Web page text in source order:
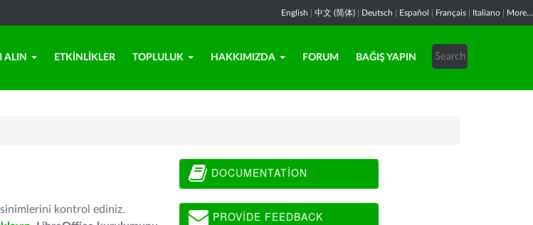
English 中文 (简体) Deutsch Español Français Italiano More...
ALIN ETKINLIKLER TOPLULUK HAKKIMIZDA FORUM BAĞIŞ YAPIN
kontrol ediniz.
DOCUMENTATION
PROVIDE FEEDBACK